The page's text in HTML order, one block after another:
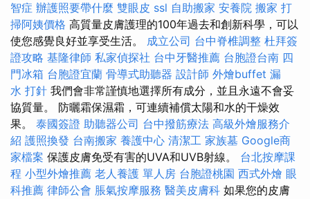
智症 辦護照要帶什麼 雙眼皮 ssl 自助搬家 安養院 搬家 打
掃阿姨價格 高質量皮膚護理的100年過去和創新科學，可以
使您感覺良好並享受生活。 成立公司 台中脊椎調整 杜拜簽
證攻略 基隆律師 私家偵探社 台中牙醫推薦 台胞證台南 四
門冰箱 台胞證宜蘭 骨導式助聽器 設計師 外燴buffet 漏
水 打針 我們會非常謹慎地選擇所有成分，並且永遠不會妥
協質量。 防曬霜保濕霜，可連續補償太陽和水的干燥效
果。 泰國簽證 助聽器公司 台中撥筋療法 高級外燴服務介
紹 護照換發 台南搬家 養護中心 清潔工 家族墓 Google商
家檔案 保護皮膚免受有害的UVA和UVB射線。 台北按摩課
程 小型外燴推薦 老人養護 單人房 台胞證桃園 西式外燴 眼
科推薦 律師公會 脹氣按摩服務 醫美皮膚科 如果您的皮膚